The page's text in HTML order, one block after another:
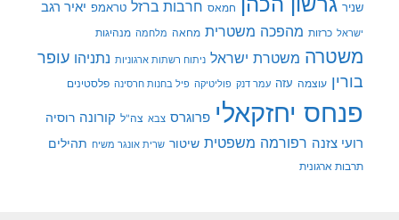
שניר חמאס חרבות ברזל טראמפ יאיר רגב
ישראל כרזות מהפכה משטרית מחאה מלחמה מנהיגות
משטרה משטרת ישראל ניתוח רשתות ארגוניות נתניהו עופר
בורין עוצמה עזה עמר דנק פוליטיקה פיל בחנות חרסינה פלסטינים
פנחס יחזקאלי פרוגרס צבא צה"ל קורונה רוסיה
רועי צזנה רפורמה משפטית שיטור שרית אונגר משיח תהילים
תרבות ארגונית